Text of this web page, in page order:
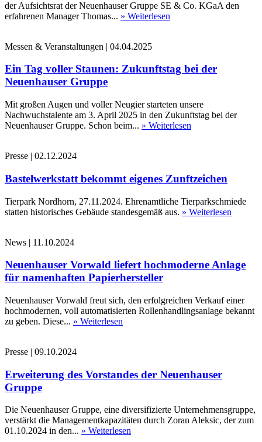
der Aufsichtsrat der Neuenhauser Gruppe SE & Co. KGaA den
erfahrenen Manager Thomas... » Weiterlesen
Messen & Veranstaltungen | 04.04.2025
Ein Tag voller Staunen: Zukunftstag bei der
Neuenhauser Gruppe
Mit großen Augen und voller Neugier starteten unsere
Nachwuchstalente am 3. April 2025 in den Zukunftstag bei der
Neuenhauser Gruppe. Schon beim... » Weiterlesen
Presse | 02.12.2024
Bastelwerkstatt bekommt eigenes Zunftzeichen
Tierpark Nordhorn, 27.11.2024. Ehrenamtliche Tierparkschmiede
statten historisches Gebäude standesgemäß aus. » Weiterlesen
News | 11.10.2024
Neuenhauser Vorwald liefert hochmoderne Anlage
für namenhaften Papierhersteller
Neuenhauser Vorwald freut sich, den erfolgreichen Verkauf einer
hochmodernen, voll automatisierten Rollenhandlingsanlage bekannt
zu geben. Diese... » Weiterlesen
Presse | 09.10.2024
Erweiterung des Vorstandes der Neuenhauser
Gruppe
Die Neuenhauser Gruppe, eine diversifizierte Unternehmensgruppe,
verstärkt die Managementkapazitäten durch Zoran Aleksic, der zum
01.10.2024 in den... » Weiterlesen